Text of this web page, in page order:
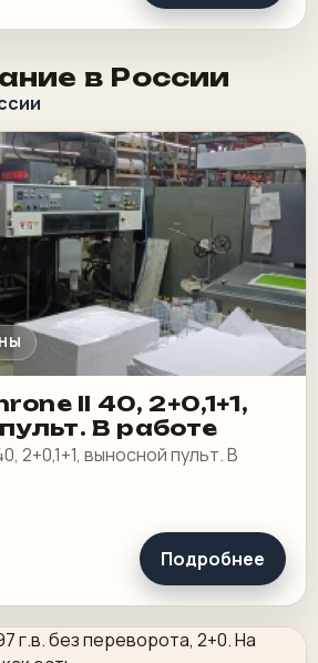
в России
II 40, 2+0,1+1,
В работе
2+0,1+1, выносной пульт. В
Подробнее